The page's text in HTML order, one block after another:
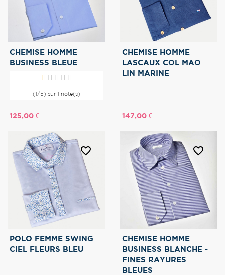
CHEMISE HOMME
BUSINESS BLEUE
(1/5) sur 1 note(s)
Prix
125,00 €
CHEMISE HOMME
LASCAUX COL MAO
LIN MARINE
Prix
147,00 €
POLO FEMME SWING
CIEL FLEURS BLEU
favorite_border
CHEMISE HOMME
BUSINESS BLANCHE -
FINES RAYURES
BLEUES
favorite_border